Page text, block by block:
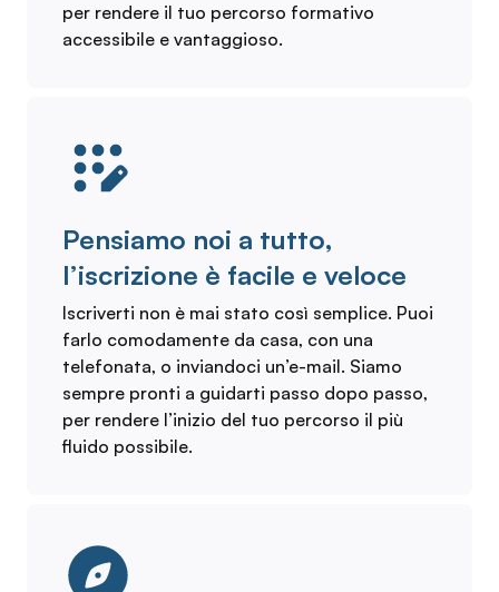
per rendere il tuo percorso formativo
accessibile e vantaggioso.
Pensiamo noi a tutto,
l’iscrizione è facile e veloce
Iscriverti non è mai stato così semplice. Puoi
farlo comodamente da casa, con una
telefonata, o inviandoci un’e-mail. Siamo
sempre pronti a guidarti passo dopo passo,
per rendere l’inizio del tuo percorso il più
fluido possibile.